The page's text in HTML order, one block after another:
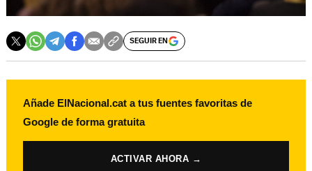
SEGUIR EN
Añade ElNacional.cat a tus fuentes favoritas de
Google de forma gratuita
ACTIVAR AHORA →